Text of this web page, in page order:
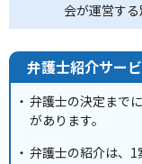
会が運営す
弁護士紹介サー
弁護士の決定まで
があります。
弁護士の紹介は、1